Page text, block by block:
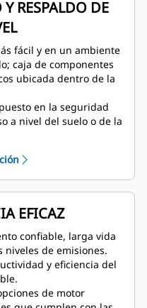
de temperatura
con un control
de temperatura.
del operador
tableros de
de membrana,
con llave e interruptor
estacionamiento
ruido para el operador.
Y RESPALDO DE
fácil y en un ambiente
caja de componentes
ubicada dentro de la
en la seguridad
a nivel del suelo o de la
suelo: parada de
desconexión de la
auxiliar.
visual rápida y
al mínimo de la
del fluido con
el refrigerante, la
y el aceite hidráulico.
de
de admisión de aire.
EFICAZ
confiable, larga vida
niveles de emisiones.
y eficiencia del
de motor